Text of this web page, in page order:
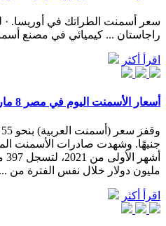
سعر أسمنت الطراتك في أوريسا. ·
راجاستان ... كيميائي في مصنع
اقرأ أكثر
أسعار الأسمنت اليوم في مصر 8 مارس 2022 | أموال الغد
مليون دولار خلال نفس الفترة من ...
اقرأ أكثر